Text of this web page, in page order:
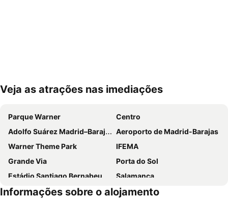
Ampliar mapa
Veja as atrações nas imediações
Parque Warner
Centro
Adolfo Suárez Madrid–Barajas Airport
Aeroporto de Madrid-Barajas
Warner Theme Park
IFEMA
Grande Via
Porta do Sol
Estádio Santiago Bernabeu
Salamanca
Atocha
Estación Sur
Informações sobre o alojamento